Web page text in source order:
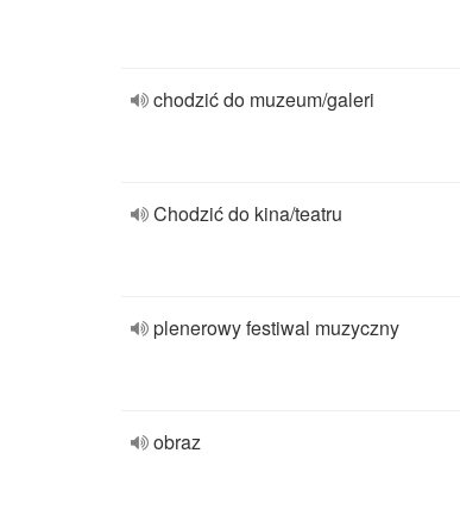
chodzić do muzeum/galeri
Chodzić do kina/teatru
plenerowy festiwal muzyczny
obraz